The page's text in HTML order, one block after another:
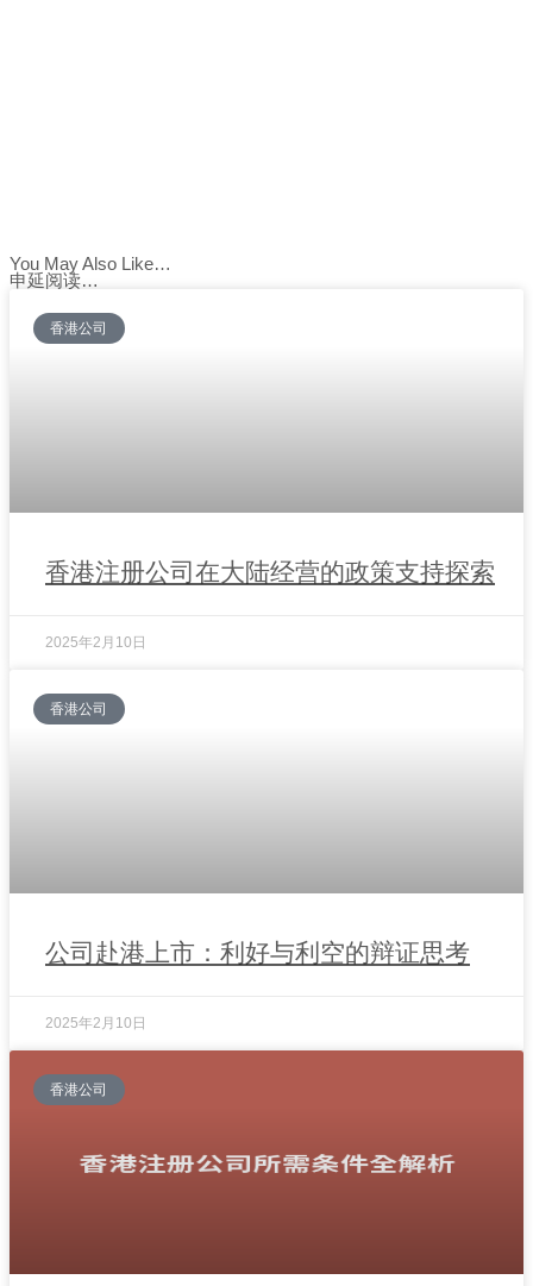
You May Also Like…
申延阅读…
香港公司
香港注册公司在大陆经营的政策支持探索
2025年2月10日
香港公司
公司赴港上市：利好与利空的辩证思考
2025年2月10日
香港公司